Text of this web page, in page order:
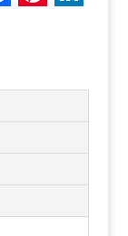
r
e
s
d
I
n